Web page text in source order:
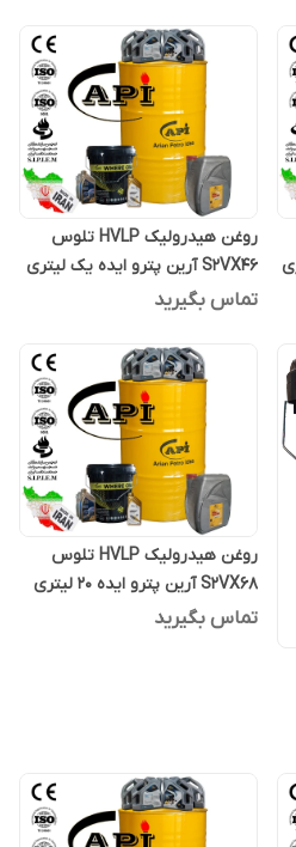
روغن هیدرولیک HVLP تلوس
S2VX46 آرین پترو ایده یک لیتری
تماس بگیرید
روغن هیدرولیک HVLP تلوس
S2VX68 آرین پترو ایده 20 لیتری
تماس بگیرید